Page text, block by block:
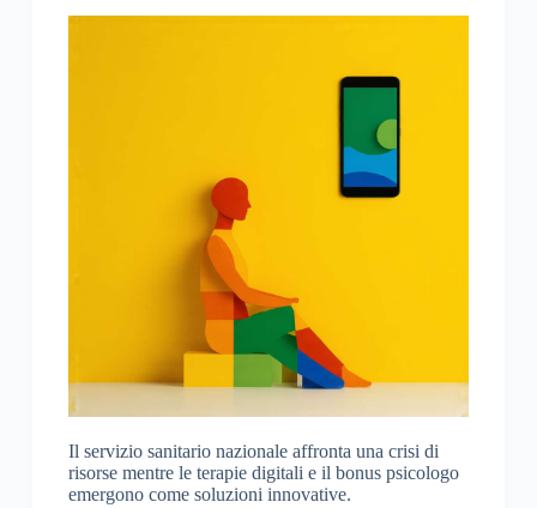
Il servizio sanitario nazionale affronta una crisi di
risorse mentre le terapie digitali e il bonus psicologo
emergono come soluzioni innovative.